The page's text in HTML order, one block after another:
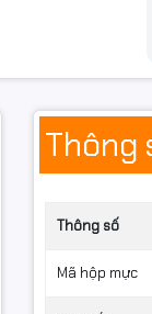
Thông
Thông số
Mã hộp mực